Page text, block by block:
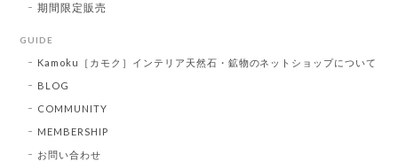
期間限定販売
GUIDE
Kamoku［カモク］インテリア天然石・鉱物のネットショップについて
BLOG
COMMUNITY
MEMBERSHIP
お問い合わせ